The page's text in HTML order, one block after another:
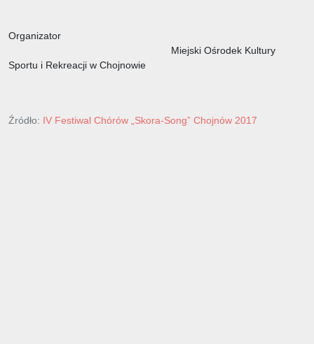
Organizator
Miejski Ośrodek Kultury
Sportu i Rekreacji w Chojnowie
Źródło: IV Festiwal Chórów „Skora-Song” Chojnów 2017